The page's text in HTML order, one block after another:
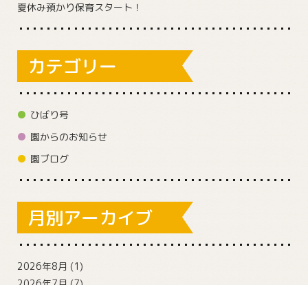
夏休み預かり保育スタート！
カテゴリー
ひばり号
園からのお知らせ
園ブログ
月別アーカイブ
2026年8月 (1)